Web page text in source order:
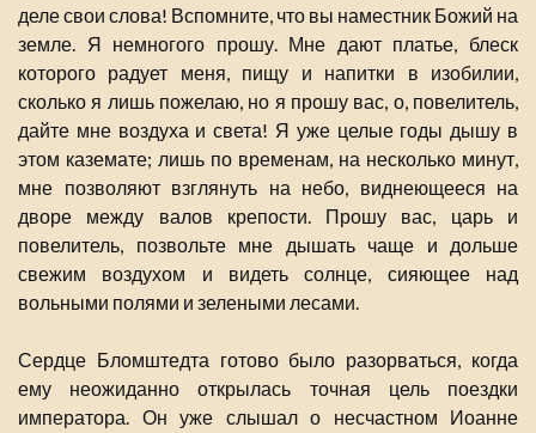
деле свои слова! Вспомните, что вы наместник Божий на
земле. Я немногого прошу. Мне дают платье, блеск
которого радует меня, пищу и напитки в изобилии,
сколько я лишь пожелаю, но я прошу вас, о, повелитель,
дайте мне воздуха и света! Я уже целые годы дышу в
этом каземате; лишь по временам, на несколько минут,
мне позволяют взглянуть на небо, виднеющееся на
дворе между валов крепости. Прошу вас, царь и
повелитель, позвольте мне дышать чаще и дольше
свежим воздухом и видеть солнце, сияющее над
вольными полями и зелеными лесами.
Сердце Бломштедта готово было разорваться, когда
ему неожиданно открылась точная цель поездки
императора. Он уже слышал о несчастном Иоанне